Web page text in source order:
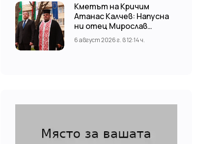
Кметът на Кричим
Атанас Калчев: Напусна
ни отец Мирослав
Коларов
6 август 2026 г. в 12:14 ч.